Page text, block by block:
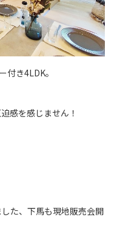
付き4LDK。
感を感じません！
た、下馬も現地販売会開